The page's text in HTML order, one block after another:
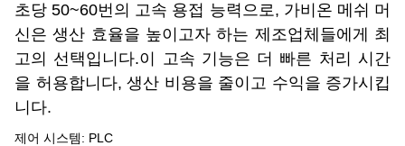
초당 50~60번의 고속 용접 능력으로, 가비온 메쉬 머
신은 생산 효율을 높이고자 하는 제조업체들에게 최
고의 선택입니다.이 고속 기능은 더 빠른 처리 시간
을 허용합니다, 생산 비용을 줄이고 수익을 증가시킵
니다.
제어 시스템: PLC